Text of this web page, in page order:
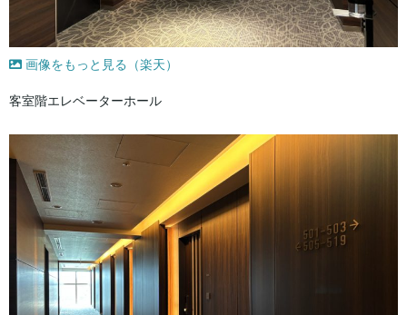
画像をもっと見る（楽天）
客室階エレベーターホール